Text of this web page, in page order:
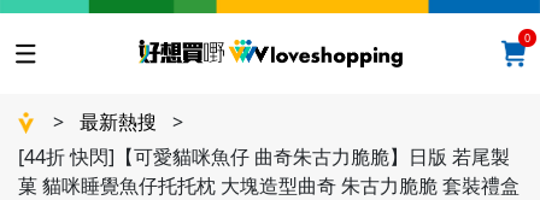
0
> 最新熱搜
>
[44折 快閃]【可愛貓咪魚仔 曲奇朱古力脆脆】日版 若尾製
菓 貓咪睡覺魚仔托托枕 大塊造型曲奇 朱古力脆脆 套裝禮盒